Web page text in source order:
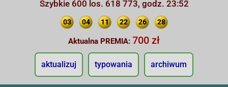
Szybkie 600 los. 618 773, godz. 23:52
03 04 11 22 26 28
Aktualna PREMIA: 700 zł
aktualizuj typowania archiwum